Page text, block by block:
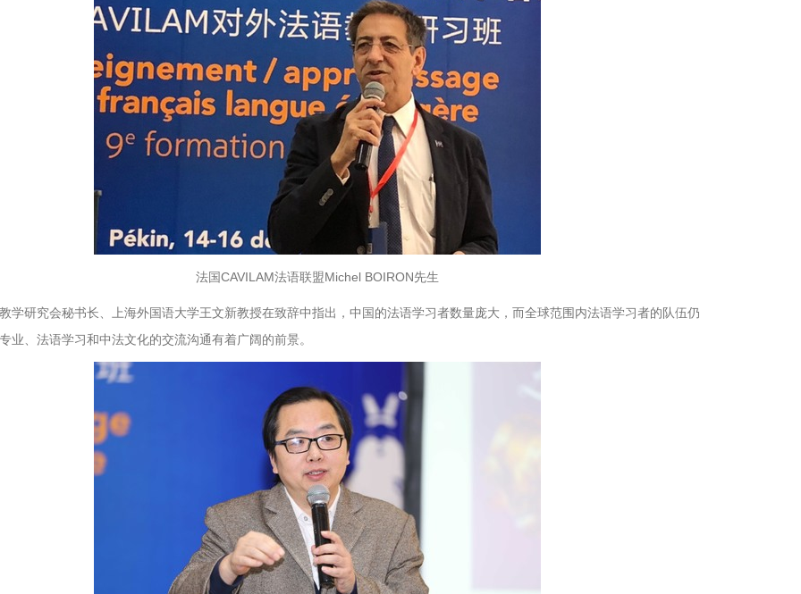
法国CAVILAM法语联盟Michel BOIRON先生
学研究会秘书长、上海外国语大学王文新教授在致辞中指出，中国的法语学习者数量庞大，而全球范围内法语学习者的队伍仍
业、法语学习和中法文化的交流沟通有着广阔的前景。